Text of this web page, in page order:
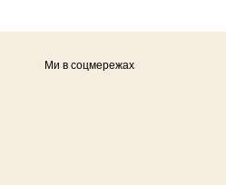
Ми в соцмережах